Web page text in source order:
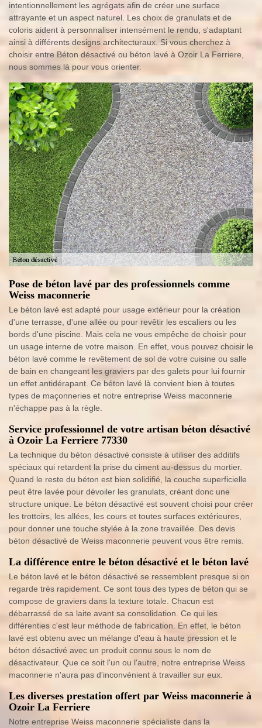
intentionnellement les agrégats afin de créer une surface
attrayante et un aspect naturel. Les choix de granulats et de
coloris aident à personnaliser intensément le rendu, s'adaptant
ainsi à différents designs architecturaux. Si vous cherchez à
choisir entre Béton désactivé ou béton lavé à Ozoir La Ferriere,
nous sommes là pour vous orienter.
Pose de béton lavé par des professionnels comme
Weiss maconnerie
Le béton lavé est adapté pour usage extérieur pour la création
d'une terrasse, d'une allée ou pour revêtir les escaliers ou les
bords d'une piscine. Mais cela ne vous empêche de choisir pour
un usage interne de votre maison. En effet, vous pouvez choisir le
béton lavé comme le revêtement de sol de votre cuisine ou salle
de bain en changeant les graviers par des galets pour lui fournir
un effet antidérapant. Ce béton lavé là convient bien à toutes
types de maçonneries et notre entreprise Weiss maconnerie
n'échappe pas à la règle.
Service professionnel de votre artisan béton désactivé
à Ozoir La Ferriere 77330
La technique du béton désactivé consiste à utiliser des additifs
spéciaux qui retardent la prise du ciment au-dessus du mortier.
Quand le reste du béton est bien solidifié, la couche superficielle
peut être lavée pour dévoiler les granulats, créant donc une
structure unique. Le béton désactivé est souvent choisi pour créer
les trottoirs, les allées, les cours et toutes surfaces extérieures,
pour donner une touche stylée à la zone travaillée. Des devis
béton désactivé de Weiss maconnerie peuvent vous être remis.
La différence entre le béton désactivé et le béton lavé
Le béton lavé et le béton désactivé se ressemblent presque si on
regarde très rapidement. Ce sont tous des types de béton qui se
compose de graviers dans la texture totale. Chacun est
débarrassé de sa laite avant sa consolidation. Ce qui les
différenties c'est leur méthode de fabrication. En effet, le béton
lavé est obtenu avec un mélange d'eau à haute pression et le
béton désactivé avec un produit connu sous le nom de
désactivateur. Que ce soit l'un ou l'autre, notre entreprise Weiss
maconnerie n'aura pas d'inconvénient à travailler sur eux.
Les diverses prestation offert par Weiss maconnerie à
Ozoir La Ferriere
Notre entreprise Weiss maconnerie spécialiste dans la